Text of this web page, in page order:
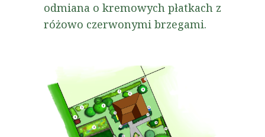
odmiana o kremowych płatkach z
różowo czerwonymi brzegami.